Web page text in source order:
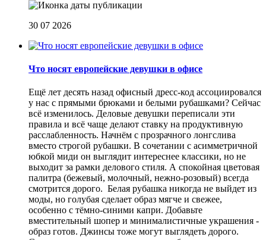
30 07 2026
Что носят европейские девушки в офисе
Ещё лет десять назад офисный дресс-код ассоциировался
у нас с прямыми брюками и белыми рубашками? Сейчас
всё изменилось. Деловые девушки переписали эти
правила и всё чаще делают ставку на продуктивную
расслабленность. Начнём с прозрачного лонгслива
вместо строгой рубашки. В сочетании с асимметричной
юбкой миди он выглядит интереснее классики, но не
выходит за рамки делового стиля. А спокойная цветовая
палитра (бежевый, молочный, нежно-розовый) всегда
смотрится дорого. Белая рубашка никогда не выйдет из
моды, но голубая сделает образ мягче и свежее,
особенно с тёмно-синими капри. Добавьте
вместительный шопер и минималистичные украшения -
образ готов. Джинсы тоже могут выглядеть дорого.